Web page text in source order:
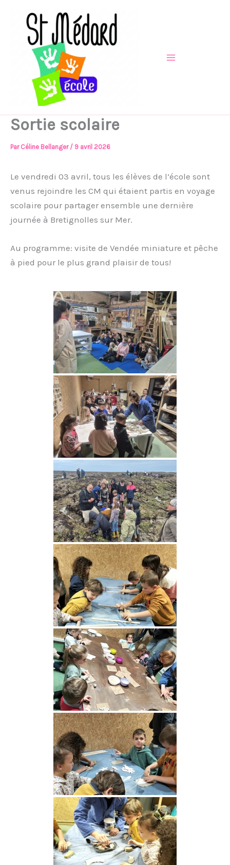
contenu
Sortie scolaire
Par Céline Bellanger / 9 avril 2026
Le vendredi 03 avril, tous les élèves de l’école sont
venus rejoindre les CM qui étaient partis en voyage
scolaire pour partager ensemble une dernière
journée à Bretignolles sur Mer.
Au programme: visite de Vendée miniature et pêche
à pied pour le plus grand plaisir de tous!